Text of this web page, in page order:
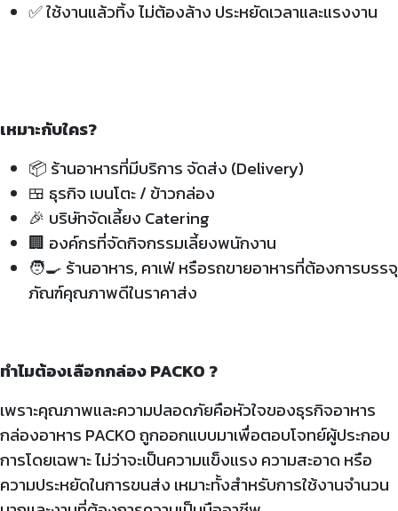
✅ใช้งานแล้วทิ้ง ไม่ต้องล้าง ประหยัดเวลาและแรงงาน
เหมาะกับใคร?
📦 ร้านอาหารที่มีบริการ จัดส่ง (Delivery)
🍱 ธุรกิจ เบนโตะ / ข้าวกล่อง
🎉 บริษัทจัดเลี้ยง Catering
🏢 องค์กรที่จัดกิจกรรมเลี้ยงพนักงาน
🧑‍🍳 ร้านอาหาร, คาเฟ่ หรือรถขายอาหารที่ต้องการบรรจุ
ภัณฑ์คุณภาพดีในราคาส่ง
ทำไมต้องเลือกกล่อง PACKO ?
เพราะคุณภาพและความปลอดภัยคือหัวใจของธุรกิจอาหาร
กล่องอาหาร PACKO ถูกออกแบบมาเพื่อตอบโจทย์ผู้ประกอบ
การโดยเฉพาะ ไม่ว่าจะเป็นความแข็งแรง ความสะอาด หรือ
ความประหยัดในการขนส่ง เหมาะทั้งสำหรับการใช้งานจำนวน